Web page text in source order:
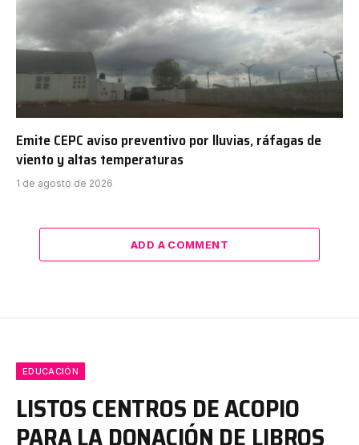
Emite CEPC aviso preventivo por lluvias, ráfagas de
viento y altas temperaturas
1 de agosto de 2026
ADD A COMMENT
EDUCACIÓN
LISTOS CENTROS DE ACOPIO
PARA LA DONACIÓN DE LIBROS